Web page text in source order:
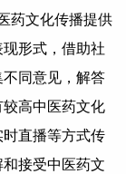
药文化传播提供
形式，借助社
同意见，解答
高中医药文化
直播等方式传
接受中医药文